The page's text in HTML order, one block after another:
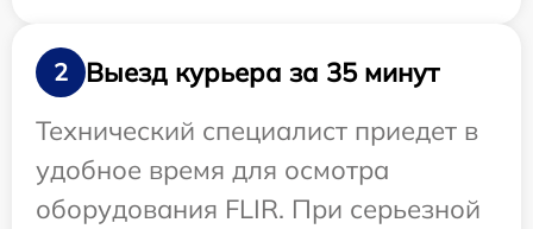
2
Выезд курьера за 35 минут
Технический специалист приедет в
удобное время для осмотра
оборудования FLIR. При серьезной